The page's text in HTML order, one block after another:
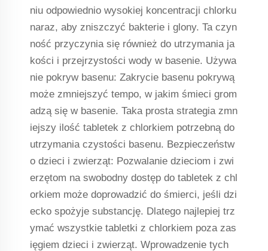
niu odpowiednio wysokiej koncentracji chlorku
naraz, aby zniszczyć bakterie i glony. Ta czyn
ność przyczynia się również do utrzymania ja
kości i przejrzystości wody w basenie. Używa
nie pokryw basenu: Zakrycie basenu pokrywą
może zmniejszyć tempo, w jakim śmieci grom
adzą się w basenie. Taka prosta strategia zmn
iejszy ilość tabletek z chlorkiem potrzebną do
utrzymania czystości basenu. Bezpieczeństw
o dzieci i zwierząt: Pozwalanie dzieciom i zwi
erzętom na swobodny dostęp do tabletek z chl
orkiem może doprowadzić do śmierci, jeśli dzi
ecko spożyje substancję. Dlatego najlepiej trz
ymać wszystkie tabletki z chlorkiem poza zas
ięgiem dzieci i zwierząt. Wprowadzenie tych